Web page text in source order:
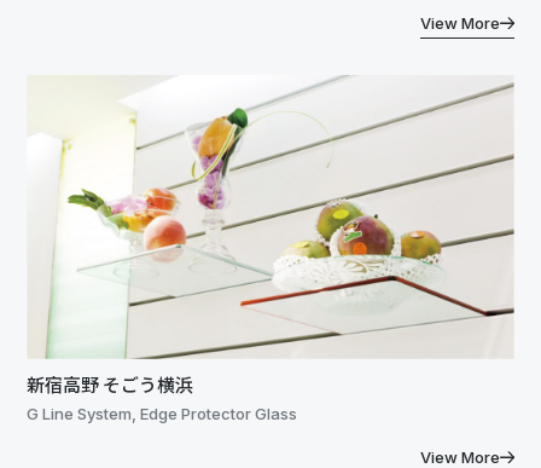
View More
新宿高野 そごう横浜
G Line System, Edge Protector Glass
View More